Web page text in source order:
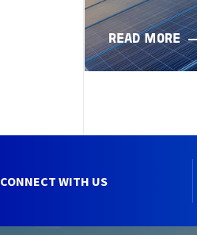
READ MORE
CONNECT WITH US